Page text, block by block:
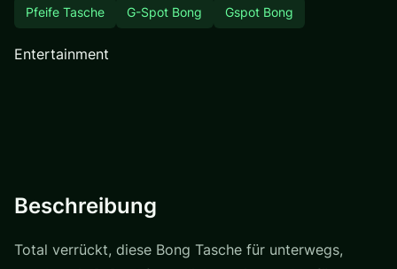
Pfeife Tasche G-Spot Bong Gspot Bong
Entertainment
Beschreibung
Total verrückt, diese Bong Tasche für unterwegs,